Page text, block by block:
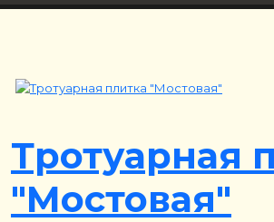
Тротуарная
"Мостовая"